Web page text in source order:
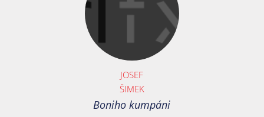
JOSEF
ŠIMEK
Boniho kumpáni